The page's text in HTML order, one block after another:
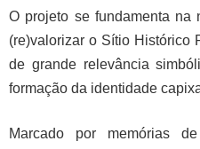
O projeto se fundamenta na
(re)valorizar o Sítio Histórico
de grande relevância
formação da identidade
Marcado por memórias